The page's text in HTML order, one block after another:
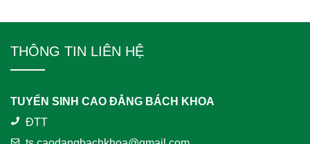
THÔNG TIN LIÊN HỆ
TUYỂN SINH CAO ĐẲNG BÁCH KHOA
ĐTT